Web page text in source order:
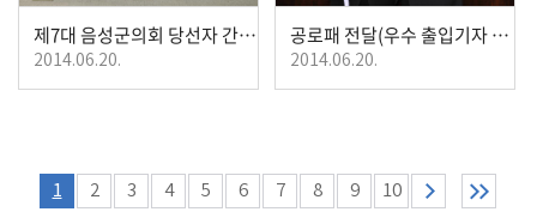
제7대 음성군의회 당선자 간담회 개최
2014.06.20.
공로패 전달(우수 출입기자 선정)
2014.06.20.
1 2 3 4 5 6 7 8 9 10